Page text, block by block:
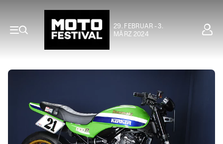
29. FEBRUAR - 3.
MÄRZ 2024